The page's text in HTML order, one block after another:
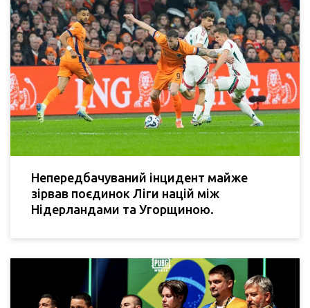
Непередбачуваний інцидент майже
зірвав поєдинок Ліги націй між
Нідерландами та Угорщиною.